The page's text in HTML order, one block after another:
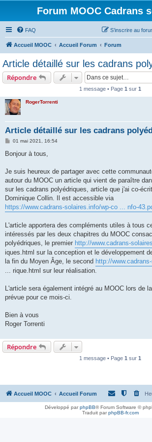
Forum MOOC Cadrans
FAQ S’inscrire au
Accueil MOOC Accueil Forum Forum
Article détaillé sur les cadrans
Répondre
1 message • Page 1 sur 1
RogerTorrenti
Article détaillé sur les cadrans
M
s
g
01 mai 2021, 16:54
Bonjour à tous,
Je suis heureux de partager avec cette
autour du MOOC un article qui vient de paraître
sur les cadrans polyédriques, article que j'ai co-
Dominique Collin. Il est accessible via
https://www.cadrans-solaires.info/wp-co ... nfo-
L'article apportera des compléments utiles à tous
intéressés par les deux chapitres du MOOC
polyédriques, le premier http://www.cadrans-
iques.html sur la conception et le développement
la fin du Moyen Âge, le second http://
... rique.html sur leur réalisation.
L'article sera également intégré au MOOC lors de
prévue pour ce mois-ci.
Bien à vous
Roger Torrenti
Répondre
1 message • Page 1 sur 1
Accueil MOOC Accueil Forum
Développé parphpBB® Forum Software ©
Traduit parphpBB-fr.com